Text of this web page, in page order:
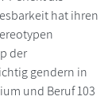
hat ihren
der
gendern in
und Beruf 103